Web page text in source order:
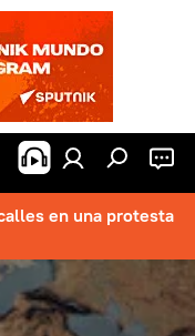
en una protesta